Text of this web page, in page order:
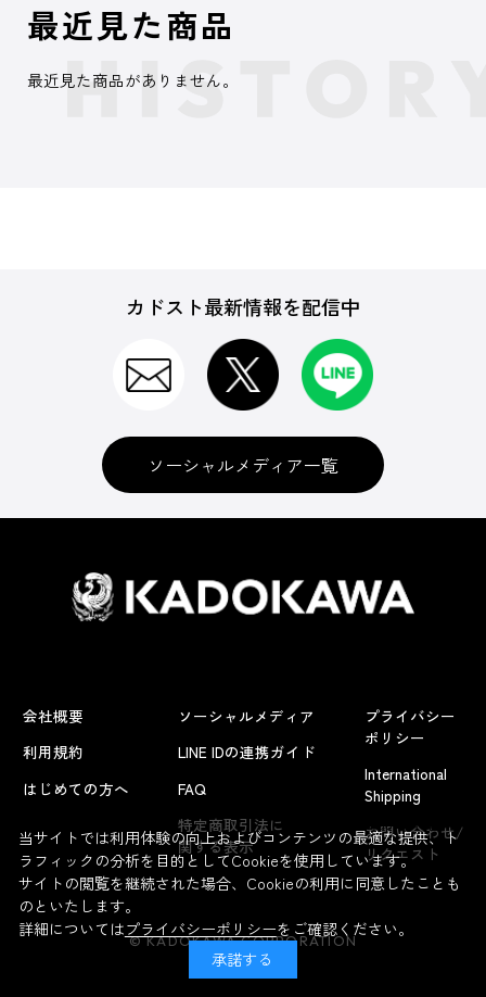
よくあるお問い合わせ
最近見た商品
最近見た商品がありません。
カドスト最新情報を配信中
ソーシャルメディア一覧
会社概要
利用規約
はじめての方へ
ソーシャルメディア
LINE IDの連携ガイド
FAQ
特定商取引法に
関する表示
プライバシー
ポリシー
International
Shipping
お問い合わせ/
リクエスト
© KADOKAWA CORPORATION
当サイトでは利用体験の向上およびコンテンツの最適な提供、ト
ラフィックの分析を目的としてCookieを使用しています。
サイトの閲覧を継続された場合、Cookieの利用に同意したことも
のといたします。
詳細についてはプライバシーポリシーをご確認ください。
承諾する